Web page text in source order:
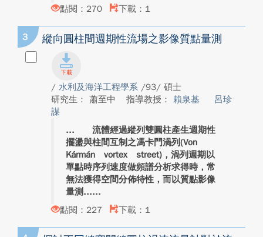
點閱：270
下載：1
3 縱向圓柱間週期性流場之影像質點量測
/ 水利及海洋工程學系 /93/ 碩士
研究生： 蕭至中
指導教授： 賴泉基
呂珍
謀
流體經過縱列雙圓柱產生週期性
擺盪與柱間互制之馮卡門渦列(Von
Kármán vortex street)，渦列週期以
單點時序列速度做頻譜分析求得時，常
無法獲得空間分佈特性，而以質點影像
量測...
點閱：227
下載：1